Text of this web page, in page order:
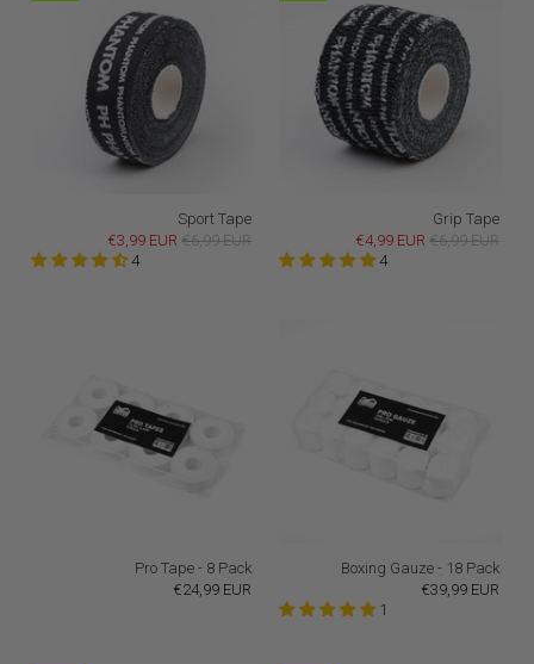
Sport Tape
€3,99 EUR €6,99 EUR
4
Grip Tape
€4,99 EUR €6,99 EUR
4
Pro Tape - 8 Pack
€24,99 EUR
Boxing Gauze - 18 Pack
€39,99 EUR
1